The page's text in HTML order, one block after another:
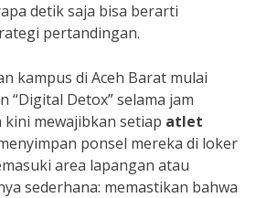
detik saja bisa berarti
pertandingan.
kampus di Aceh Barat mulai
“Digital Detox” selama jam
mewajibkan setiap atlet
ponsel mereka di loker
area lapangan atau
sederhana: memastikan bahwa